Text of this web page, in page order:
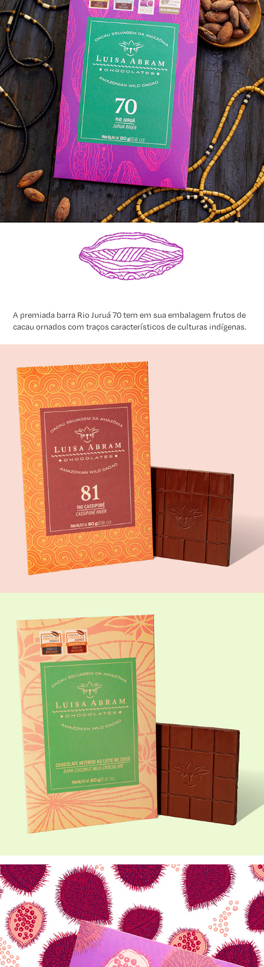
A premiada barra Rio Juruá 70 tem em sua embalagem frutos de
cacau ornados com traços característicos de culturas indígenas.